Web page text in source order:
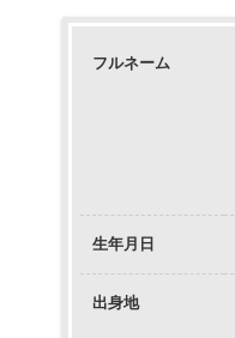
フルネーム
生年月日
出身地